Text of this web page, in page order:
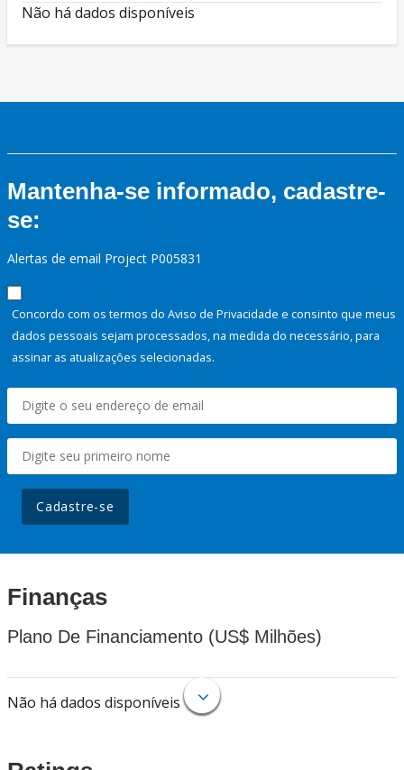
Não há dados disponíveis
Mantenha-se informado, cadastre-
se:
Alertas de email Project P005831
Concordo com os termos do Aviso de Privacidade e consinto que meus
dados pessoais sejam processados, na medida do necessário, para
assinar as atualizações selecionadas.
Cadastre-se
Finanças
Plano De Financiamento (US$ Milhões)
Não há dados disponíveis